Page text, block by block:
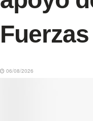
06/08/2026